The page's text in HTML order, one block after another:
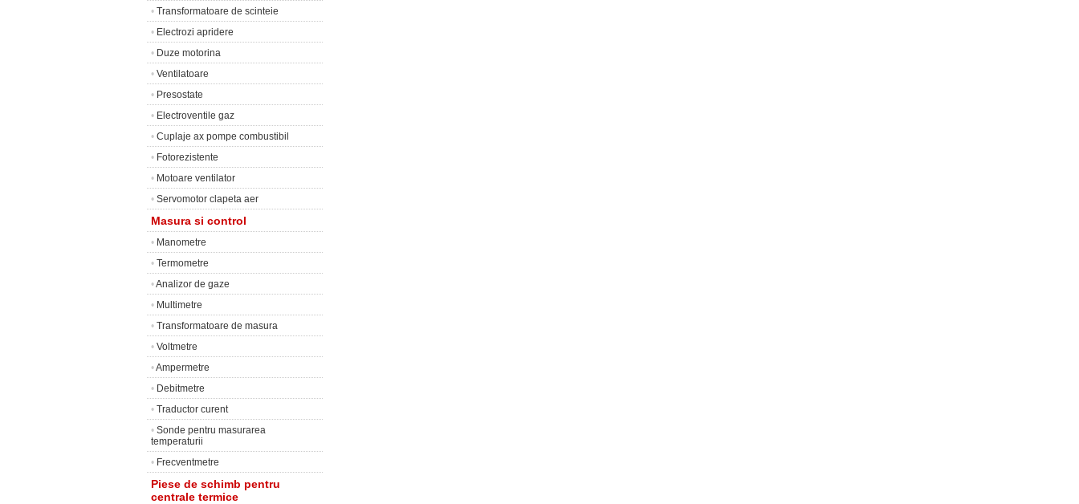
• Transformatoare de scinteie
• Electrozi apridere
• Duze motorina
• Ventilatoare
• Presostate
• Electroventile gaz
• Cuplaje ax pompe combustibil
• Fotorezistente
• Motoare ventilator
• Servomotor clapeta aer
Masura si control
• Manometre
• Termometre
•Analizor de gaze
• Multimetre
• Transformatoare de masura
• Voltmetre
•Ampermetre
• Debitmetre
• Traductor curent
• Sonde pentru masurarea
temperaturii
• Frecventmetre
Piese de schimb pentru
centrale termice